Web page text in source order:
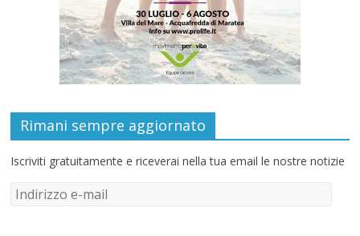
Rimani sempre aggiornato
Iscriviti gratuitamente e riceverai nella tua email le nostre notizie